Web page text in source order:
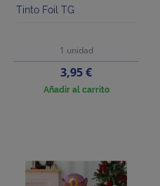
Tinto Foil TG
1 unidad
Precio
3,95 €
Añadir al carrito